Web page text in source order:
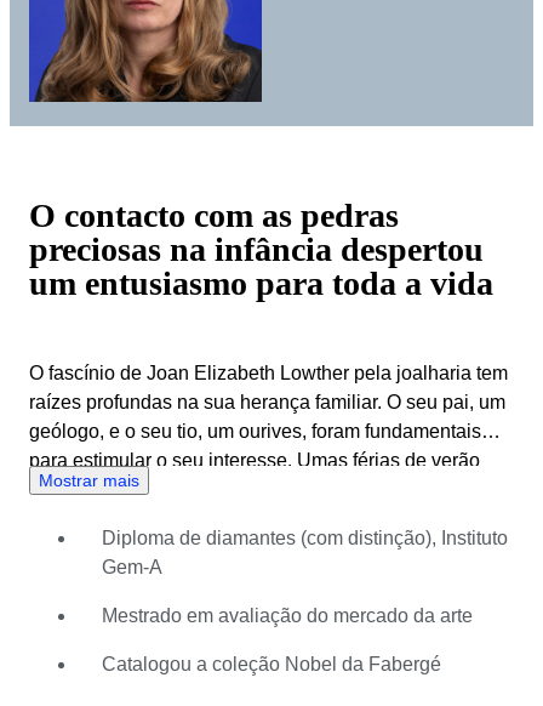
O contacto com as pedras
preciosas na infância despertou
um entusiasmo para toda a vida
O fascínio de Joan Elizabeth Lowther pela joalharia tem
raízes profundas na sua herança familiar. O seu pai, um
geólogo, e o seu tio, um ourives, foram fundamentais
para estimular o seu interesse. Umas férias de verão
memoráveis passadas a esculpir camafeus de ovos de
Joan, consolidando a sua paixão pela delicada arte de
fazer peças de joalharia. Este contacto com o mundo
das pedras preciosas e do artesanato na infância
moldar a sua carreira. O percurso profissional de Joan
Mostrar mais
Diploma de diamantes (com distinção), Instituto
Gem-A
Mestrado em avaliação do mercado da arte
Catalogou a coleção Nobel da Fabergé